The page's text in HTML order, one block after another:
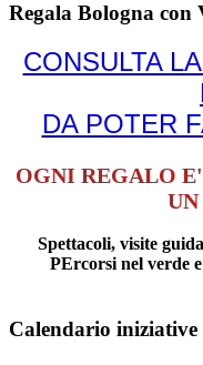
Regala Bologna con
CONSULTA
DA POTER
OGNI REGALO
Spettacoli, visite
PErcorsi nel verde
Calendario iniziative